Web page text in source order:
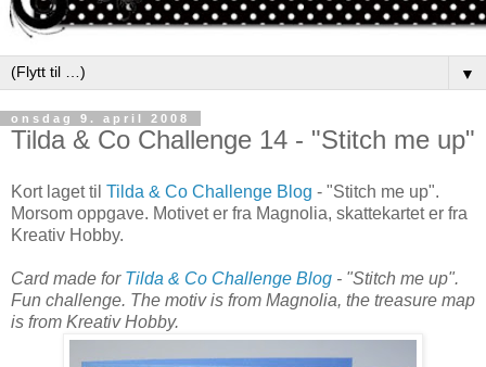
▼
onsdag 9. april 2008
Tilda & Co Challenge 14 - "Stitch me up"
Kort laget til Tilda & Co Challenge Blog - "Stitch me up".
Morsom oppgave. Motivet er fra Magnolia, skattekartet er fra
Kreativ Hobby.
Card made for Tilda & Co Challenge Blog - "Stitch me up".
Fun challenge. The motiv is from Magnolia, the treasure map
is from Kreativ Hobby.